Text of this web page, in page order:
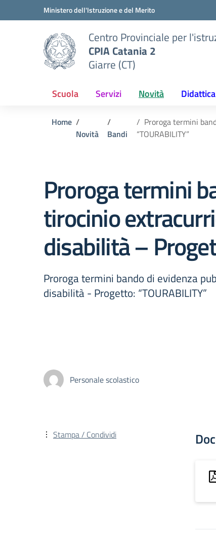
Vai ai contenuti
Vai al menu di navigazioneMinistero dell'Istruzione e del Merito
Centro Provinciale per
CPIA Catania 2
Giarre (CT)
Scuola Servizi Novità Didattica
Home
Novità
Bandi
Proroga termini
“TOURABILITY”
Proroga termini
tirocinio
disabilità –
Proroga termini bando di evidenza
disabilità - Progetto: “TOURABILITY”
Personale scolastico
Stampa / Condividi